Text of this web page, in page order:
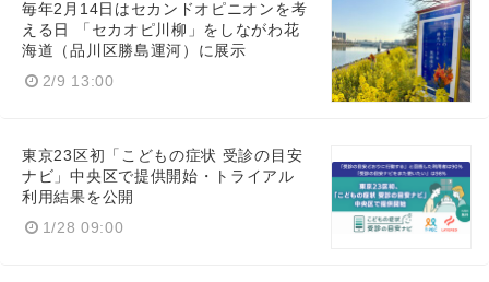
毎年2月14日はセカンドオピニオンを考
える日 「セカオピ川柳」をしながわ花
海道（品川区勝島運河）に展示
2/9 13:00
東京23区初「こどもの症状 受診の目安
ナビ」中央区で提供開始・トライアル
利用結果を公開
1/28 09:00